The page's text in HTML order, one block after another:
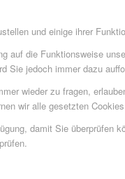
und einige ihrer
die Funktionsweise
jedoch immer dazu
wieder zu fragen,
wir alle gesetzten
damit Sie